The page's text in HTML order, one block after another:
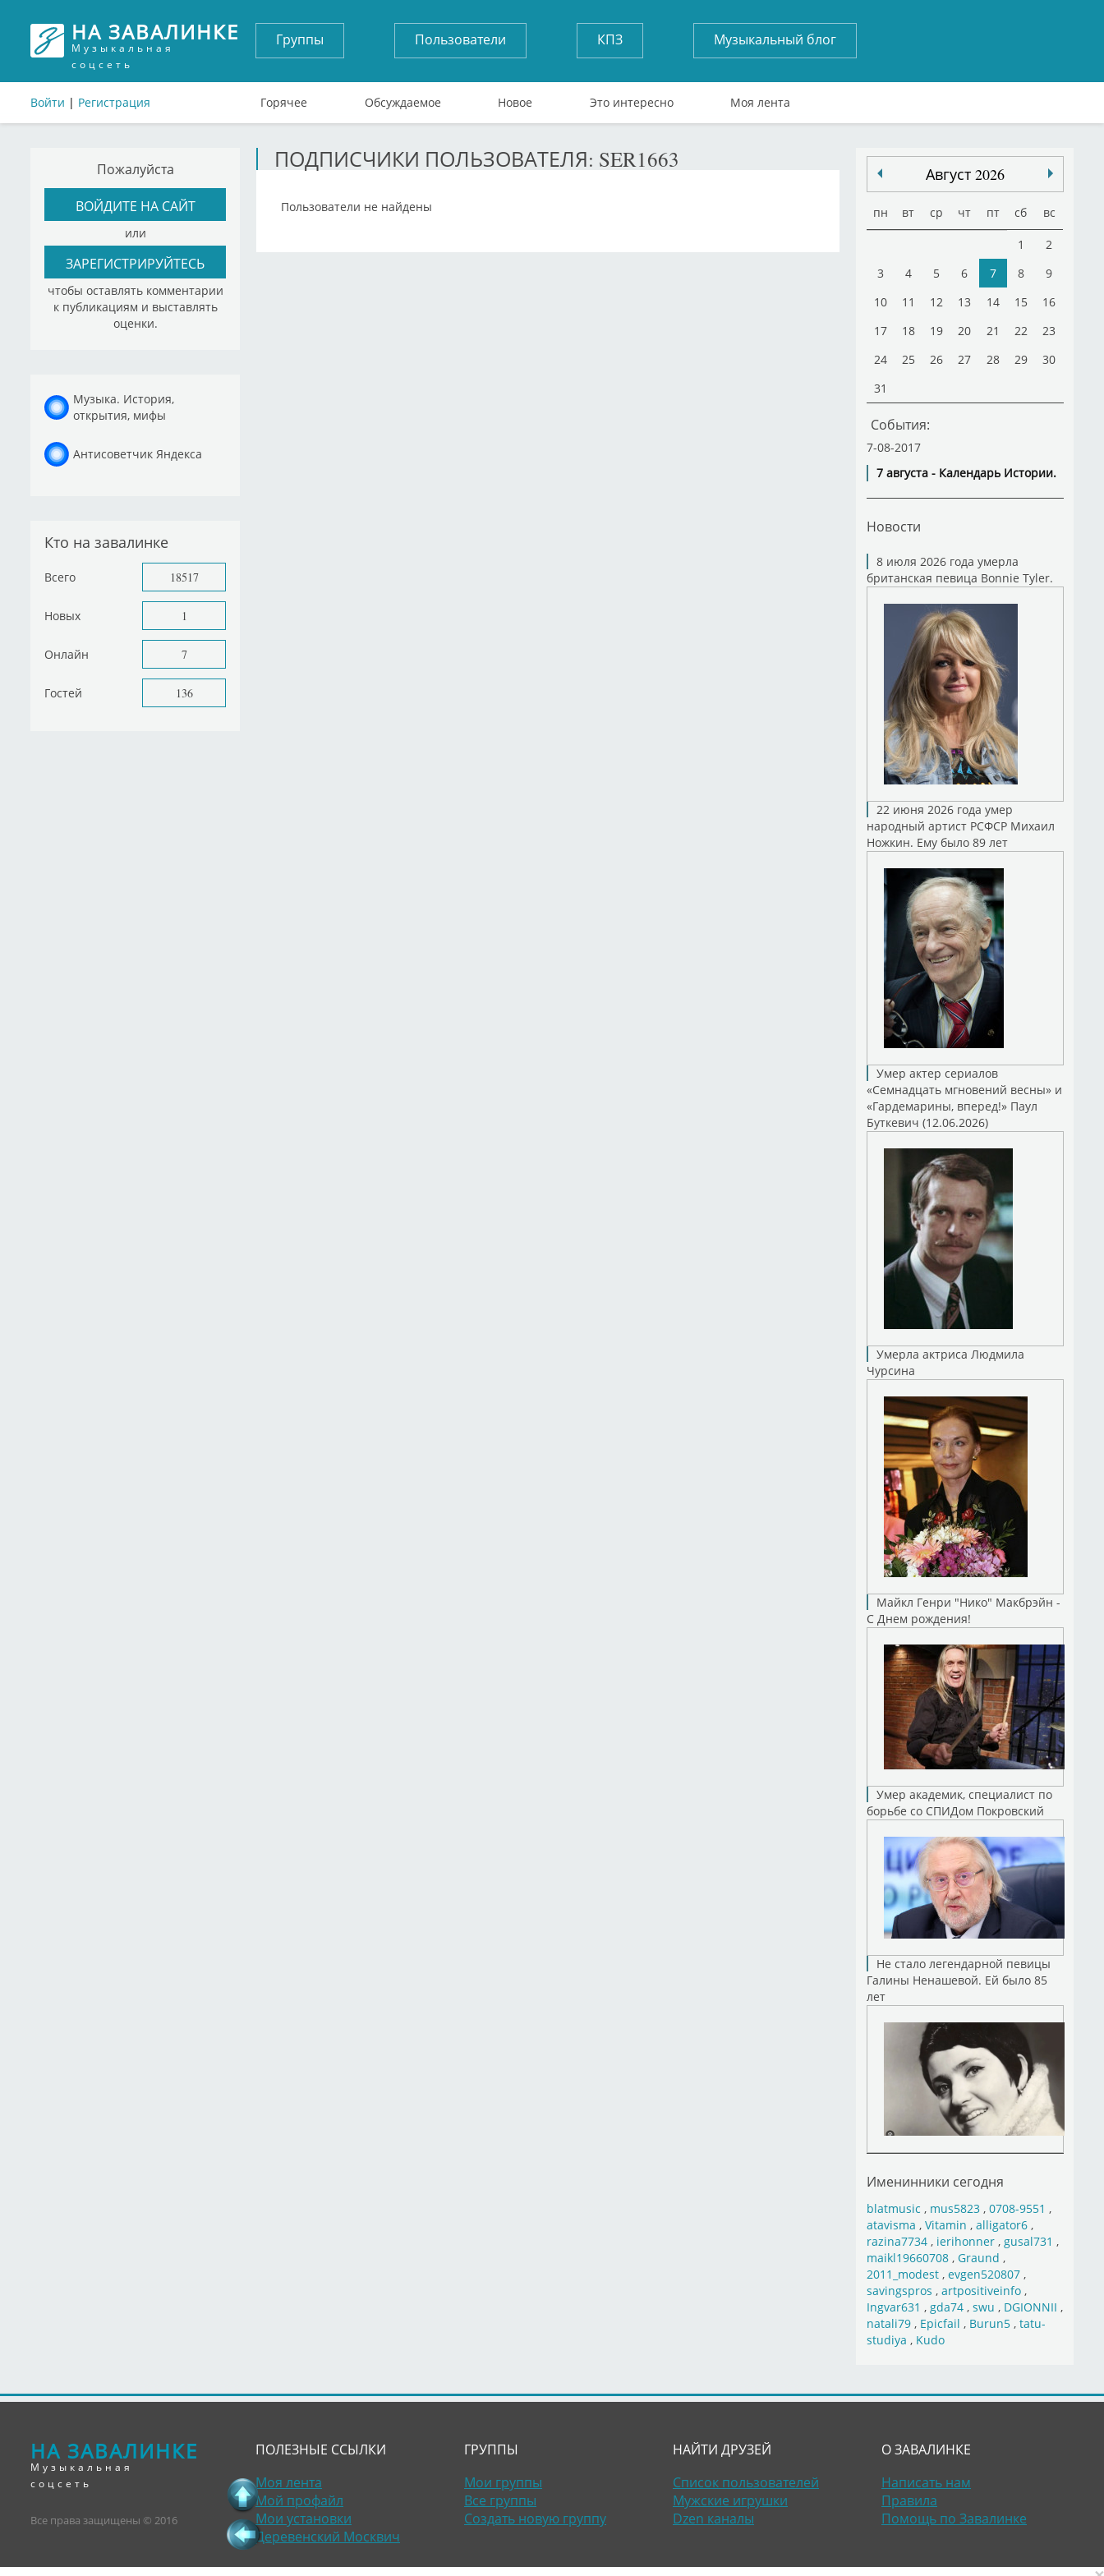
НА ЗАВАЛИНКЕ
Музыкальная
соцсеть
Войти | Регистрация
Группы Пользователи КПЗ Музыкальный блог
Горячее Обсуждаемое Новое Это интересно Моя лента
Пожалуйста
ВОЙДИТЕ НА САЙТ
или
ЗАРЕГИСТРИРУЙТЕСЬ
чтобы оставлять комментарии
к публикациям и выставлять
оценки.
Музыка. История,
открытия, мифы
Антисоветчик Яндекса
Кто на завалинке
Всего 18517
Новых 1
Онлайн 7
Гостей 136
ПОДПИСЧИКИ ПОЛЬЗОВАТЕЛЯ: SER1663
Пользователи не найдены
Август 2026
пн вт ср чт пт сб вс
1
2
3
4 5 6 7 8
9
10
11 12 13 14 15
16
17
18 19 20 21 22
23
24
25 26 27 28 29
30
31
События:
7-08-2017
7 августа - Календарь Истории.
Новости
8 июля 2026 года умерла
британская певица Bonnie Tyler.
22 июня 2026 года умер
народный артист РСФСР Михаил
Ножкин. Ему было 89 лет
Умер актер сериалов
«Семнадцать мгновений весны» и
«Гардемарины, вперед!» Паул
Буткевич (12.06.2026)
Умерла актриса Людмила
Чурсина
Майкл Генри "Нико" Макбрэйн -
С Днем рождения!
Умер академик, специалист по
борьбе со СПИДом Покровский
Не стало легендарной певицы
Галины Ненашевой. Ей было 85
лет
Именинники сегодня
blatmusic , mus5823, 0708-9551 ,
atavisma , Vitamin , alligator6,
razina7734, ierihonner, gusal731 ,
maikl19660708, Graund ,
2011_modest, evgen520807,
savingspros , artpositiveinfo,
Ingvar631 , gda74, swu , DGIONNII ,
natali79, Epicfail , Burun5, tatu-
studiya , Kudo
НА ЗАВАЛИНКЕ
Музыкальная
соцсеть
Все права защищены © 2016
ПОЛЕЗНЫЕ ССЫЛКИ
Моя лента
Мой профайл
Мои установки
Деревенский Москвич
ГРУППЫ
Мои группы
Все группы
Создать новую группу
НАЙТИ ДРУЗЕЙ
Список пользователей
Мужские игрушки
Dzen каналы
О ЗАВАЛИНКЕ
Написать нам
Правила
Помощь по Завалинке